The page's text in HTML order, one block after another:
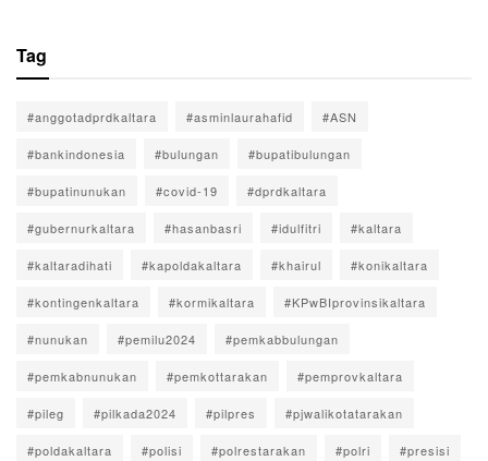
Tag
#anggotadprdkaltara #asminlaurahafid #ASN
#bankindonesia #bulungan #bupatibulungan
#bupatinunukan #covid-19 #dprdkaltara
#gubernurkaltara #hasanbasri #idulfitri #kaltara
#kaltaradihati #kapoldakaltara #khairul #konikaltara
#kontingenkaltara #kormikaltara #KPwBIprovinsikaltara
#nunukan #pemilu2024 #pemkabbulungan
#pemkabnunukan #pemkottarakan #pemprovkaltara
#pileg #pilkada2024 #pilpres #pjwalikotatarakan
#poldakaltara #polisi #polrestarakan #polri #presisi